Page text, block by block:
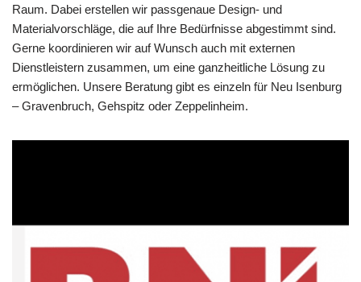
Raum. Dabei erstellen wir passgenaue Design- und
Materialvorschläge, die auf Ihre Bedürfnisse abgestimmt sind.
Gerne koordinieren wir auf Wunsch auch mit externen
Dienstleistern zusammen, um eine ganzheitliche Lösung zu
ermöglichen. Unsere Beratung gibt es einzeln für Neu Isenburg
– Gravenbruch, Gehspitz oder Zeppelinheim.